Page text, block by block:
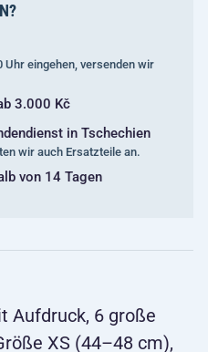
Uhr eingehen, versenden wir
3.000 Kč
in Tschechien
wir auch Ersatzteile an.
von 14 Tagen
Aufdruck, 6 große
XS (44–48 cm),